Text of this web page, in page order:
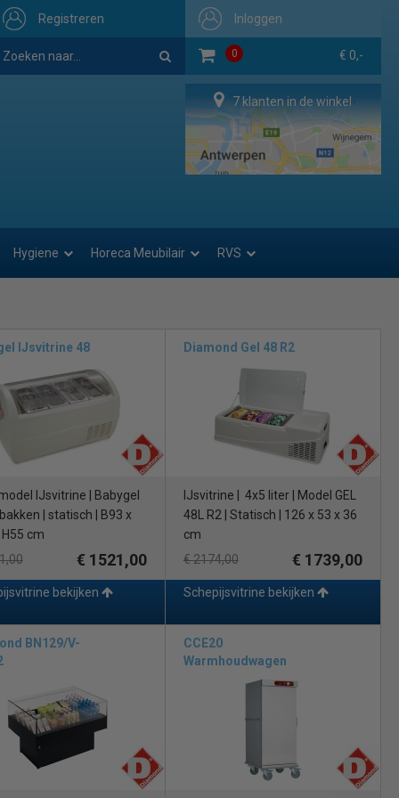
Inloggen
0 € 0,-
Registreren
7 klanten in de winkel
Hygiene Horeca Meubilair RVS
IJsvitrine 48
IJsvitrine | Babygel
| statisch | B93 x
H55 cm
€ 1521,00
bekijken
Diamond Gel 48 R2
IJsvitrine | 4x5 liter | Model GEL
48L R2 | Statisch | 126 x 53 x 36
cm
€ 2174,00
€ 1739,00
Schepijsvitrine bekijken
BN129/V-
CCE20
Warmhoudwagen